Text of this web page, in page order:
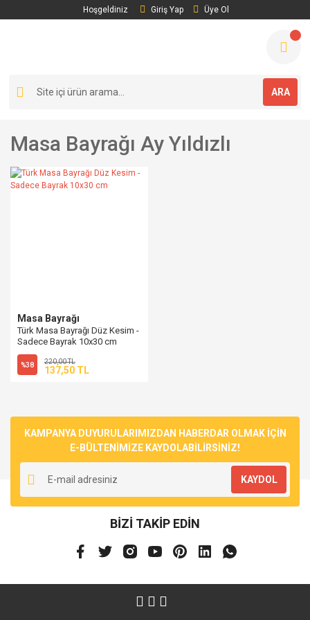
Hoşgeldiniz Giriş Yap Üye Ol
ARA
Masa Bayrağı Ay Yıldızlı
Masa Bayrağı
Türk Masa Bayrağı Düz Kesim -
Sadece Bayrak 10x30 cm
%38 220,00 TL
137,50 TL
KAMPANYA DUYURULARIMIZDAN HABERDAR OLMAK İÇİN
E-BÜLTENİMİZE KAYDOLABİLİRSİNİZ!
KAYDOL
BİZİ TAKİP EDİN